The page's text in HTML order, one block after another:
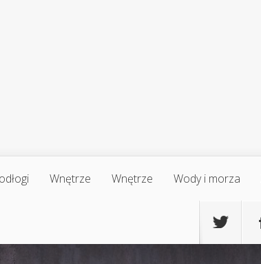
Wnętrze Wnętrze Wody i morza